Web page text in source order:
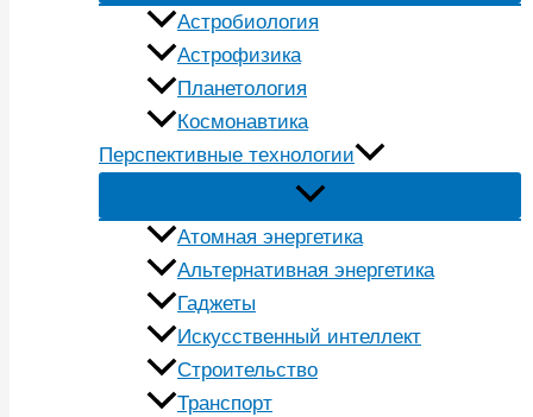
Астробиология
Астрофизика
Планетология
Космонавтика
Перспективные технологии
Атомная энергетика
Альтернативная энергетика
Гаджеты
Искусственный интеллект
Строительство
Транспорт